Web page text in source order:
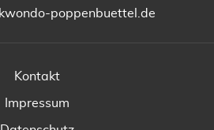
poppenbuettel.de
Kontakt
Impressum